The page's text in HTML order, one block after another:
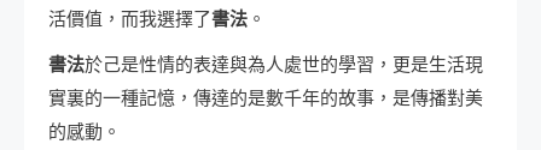
活價值，而我選擇了書法 。
書法於己是性情的表達與為人處世的學習，更是生活現
實裏的一種記憶，傳達的是數千年的故事，是傳播對美
的感動。